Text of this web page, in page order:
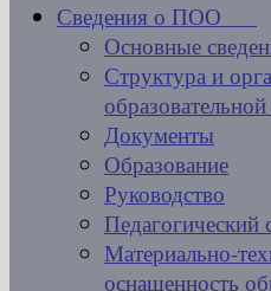
Сведения о ПОО
Основные
Структура и
Документы
Образование
Руководство
Педагогический
Материально-
оснащенность